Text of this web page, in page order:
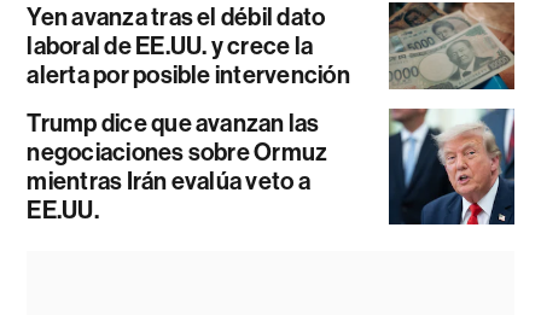
Yen avanza tras el débil dato
laboral de EE.UU. y crece la
alerta por posible intervención
Trump dice que avanzan las
negociaciones sobre Ormuz
mientras Irán evalúa veto a
EE.UU.